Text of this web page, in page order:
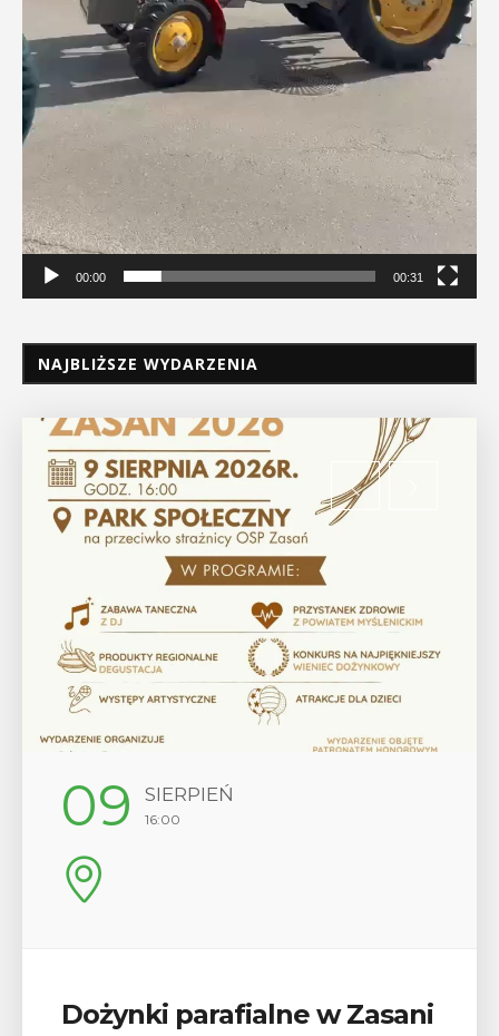
00:00 00:31
NAJBLIŻSZE WYDARZENIA
w Zasani
Wykład „Jak